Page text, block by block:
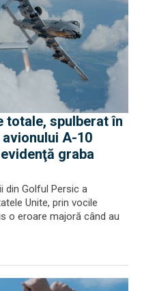
totale, spulberat în
A-10
graba
din Golful Persic a
Unite, prin vocile
o eroare majoră când au